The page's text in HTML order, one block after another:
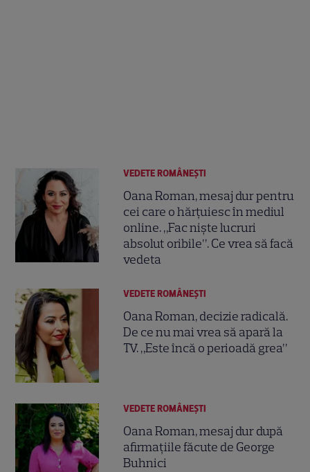
VEDETE ROMÂNEŞTI
Oana Roman, mesaj dur pentru
cei care o hărțuiesc în mediul
online. „Fac niște lucruri
absolut oribile”. Ce vrea să facă
vedeta
VEDETE ROMÂNEŞTI
Oana Roman, decizie radicală.
De ce nu mai vrea să apară la
TV. „Este încă o perioadă grea”
VEDETE ROMÂNEŞTI
Oana Roman, mesaj dur după
afirmațiile făcute de George
Buhnici